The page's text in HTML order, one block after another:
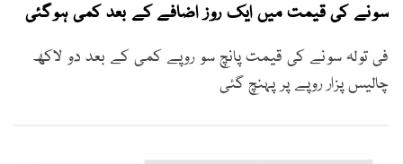
سونے کی قیمت میں ایک روز اضافے کے بعد کمی ہوگئی
فی تولہ سونے کی قیمت پانچ سو روپے کمی کے بعد دو لاکھ
چالیس پزار روپے پر پہنچ گئی